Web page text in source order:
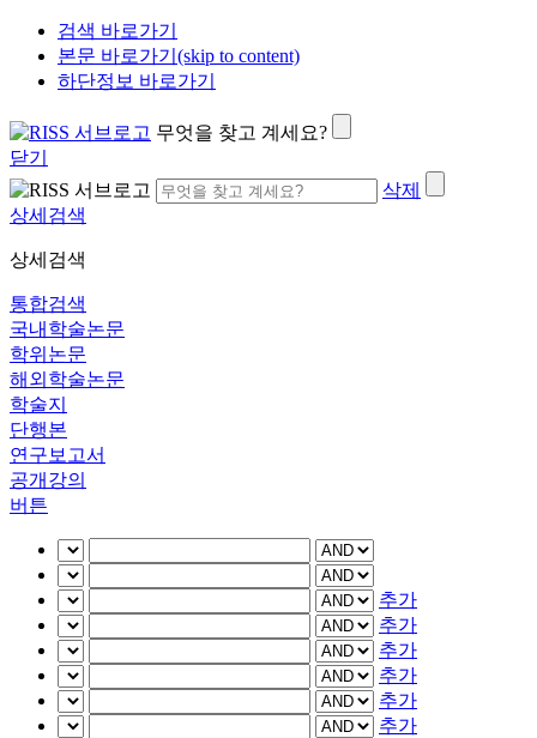
검색 바로가기
본문 바로가기(skip to content)
하단정보 바로가기
무엇을 찾고 계세요?
닫기
삭제
상세검색
상세검색
통합검색
국내학술논문
학위논문
해외학술논문
학술지
단행본
연구보고서
공개강의
버튼
추가
추가
추가
추가
추가
추가